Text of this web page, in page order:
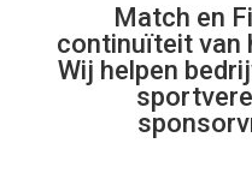
Match en
continuïteit van
Wij helpen